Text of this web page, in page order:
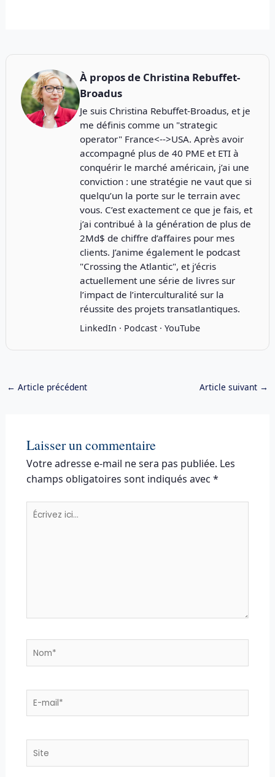
À propos de Christina Rebuffet-
Broadus
Je suis Christina Rebuffet-Broadus, et je
me définis comme un "strategic
operator" France<-->USA. Après avoir
accompagné plus de 40 PME et ETI à
conquérir le marché américain, j’ai une
conviction : une stratégie ne vaut que si
quelqu’un la porte sur le terrain avec
vous. C’est exactement ce que je fais, et
j’ai contribué à la génération de plus de
2Md$ de chiffre d’affaires pour mes
clients. J’anime également le podcast
"Crossing the Atlantic", et j’écris
actuellement une série de livres sur
l’impact de l’interculturalité sur la
réussite des projets transatlantiques.
LinkedIn · Podcast· YouTube
← Article précédent Article suivant →
Laisser un commentaire
Votre adresse e-mail ne sera pas publiée. Les
champs obligatoires sont indiqués avec *
Écrivez
E-
Site